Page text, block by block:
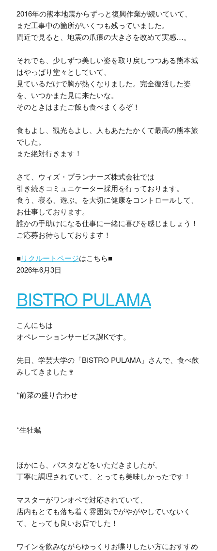
2016年の熊本地震からずっと復興作業が続いていて、
まだ工事中の箇所がいくつも残っていました。
間近で見ると、地震の爪痕の大きさを改めて実感…。
それでも、少しずつ美しい姿を取り戻しつつある熊本城
はやっぱり堂々としていて、
見ているだけで胸が熱くなりました。完全復活した姿
を、いつかまた見に来たいな。
そのときはまたご飯も食べまくるぞ！
食もよし、観光もよし、人もあたたかくて最高の熊本旅
でした。
また絶対行きます！
さて、ウィズ・プランナーズ株式会社では
引き続きコミュニケーター採用を行っております。
食う、寝る、遊ぶ。を大切に健康をコントロールして、
お仕事しております。
誰かの手助けになる仕事に一緒に喜びを感じましょう！
ご応募お待ちしております！
■リクルートページはこちら■
2026年6月3日
BISTRO PULAMA
こんにちは
オペレーションサービス課Kです。
先日、学芸大学の「BISTRO PULAMA」さんで、食べ飲
みしてきました🍷
*前菜の盛り合わせ
*生牡蠣
ほかにも、パスタなどをいただきましたが、
丁寧に調理されていて、とっても美味しかったです！
マスターがワンオペで対応されていて、
店内もとても落ち着く雰囲気でがやがやしていないく
て、とっても良いお店でした！
ワインを飲みながらゆっくりお喋りしたい方におすすめ